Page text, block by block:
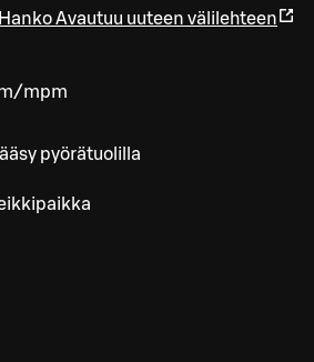
HankoAvautuu uuteen välilehteen
mpm
pyörätuolilla